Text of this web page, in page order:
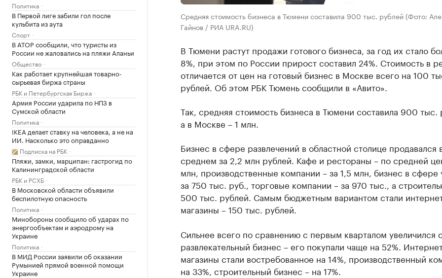
Политика
В Первой лиге забили гол после
кульбита из аута
Спорт
В АТОР сообщили, что туристы из
России не жаловались на пляжи Аланьи
Общество
Как работает крупнейшая товарно-
сырьевая биржа страны
РБК и Петербургская Биржа
Армия России ударила по НПЗ в
Сумской области
Политика
IKEA делает ставку на человека, а не на
ИИ. Насколько это оправданно
Подписка на РБК
Пляжи, замки, марципан: гастрогид по
Калининградской области
РБК и РСХБ
В Московской области объявили
беспилотную опасность
Политика
Минобороны сообщило об ударах по
энергообъектам и аэродрому на
Украине
Политика
В МИД России заявили об оказании
Румынией прямой военной помощи
Украине
Средняя стоимость бизнеса в Тюмени составила 900 тыс. рублей (Фото:
Гайнов / РИА URA.RU)
В Тюмени растут продажи готового бизнеса, за год их стало
8%, при этом по России прирост составил 24%. Стоимость в
отличается от цен на готовый бизнес в Москве всего на 100
рублей. Об этом РБК Тюмень сообщили в «Авито».
Так, средняя стоимость бизнеса в Тюмени составила 900 тыс.
а в Москве – 1 млн.
Бизнес в сфере развлечений в областной столице продавался
среднем за 2,2 млн рублей. Кафе и рестораны – по средней
млн, производственные компании – за 1,5 млн, бизнес в сфере
за 750 тыс. руб., торговые компании – за 970 тыс., а
500 тыс. рублей. Самым бюджетным вариантом стали
магазины – 150 тыс. рублей.
Сильнее всего по сравнению с первым кварталом увеличился
развлекательный бизнес – его покупали чаще на 52%.
магазины стали востребованное на 14%, производственный
на 33%, строительный бизнес – на 17%.